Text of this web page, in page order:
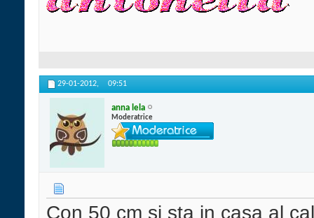
29-01-2012, 09:51
anna lela
Moderatrice
Con 50 cm si sta in casa al